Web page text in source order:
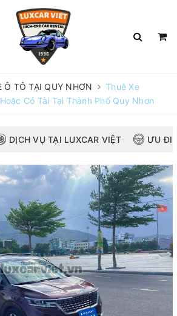
Ô TÔ TẠI QUY NHƠN
Thuê Xe
Có Tài Tại Thành Phố Quy Nhơn
DỊCH VỤ TẠI LUXCAR VIỆT ƯU